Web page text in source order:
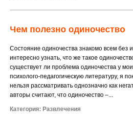
Чем полезно одиночество
Состояние одиночества знакомо всем без
интересно узнать, что же такое
существует ли проблема одиночества у
психолого-педагогическую литературу, я
нельзя рассматривать однозначно как
авторы считают, что одиночество –...
Категория: Развлечения